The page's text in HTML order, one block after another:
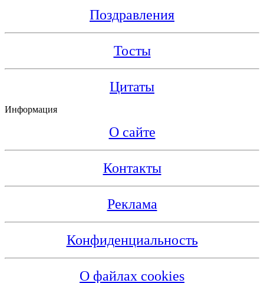
Поздравления
Тосты
Цитаты
Информация
О сайте
Контакты
Реклама
Конфиденциальность
О файлах cookies